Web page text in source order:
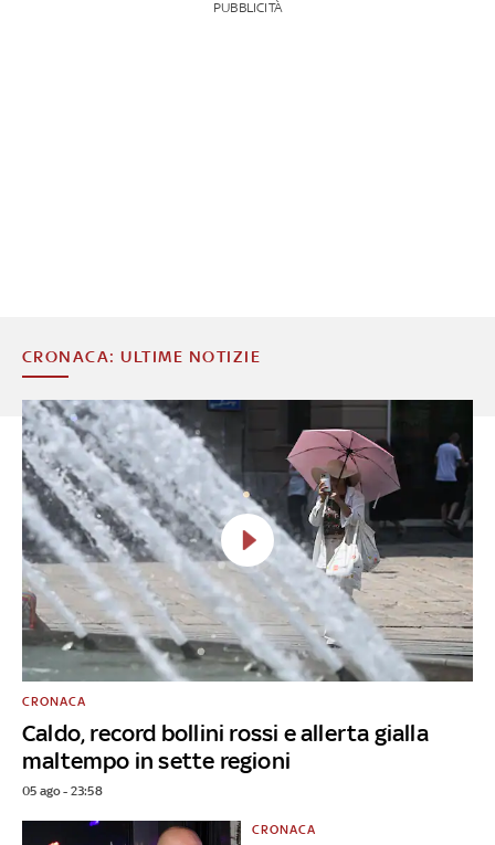
PUBBLICITÀ
CRONACA: ULTIME NOTIZIE
Caldo, record bollini rossi e allerta gialla
maltempo in sette regioni
CRONACA
05 ago - 23:58
CRONACA